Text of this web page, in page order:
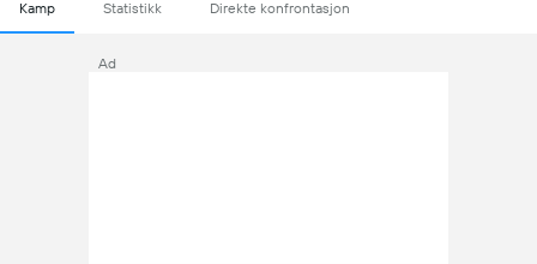
Kamp Statistikk Direkte konfrontasjon
Ad